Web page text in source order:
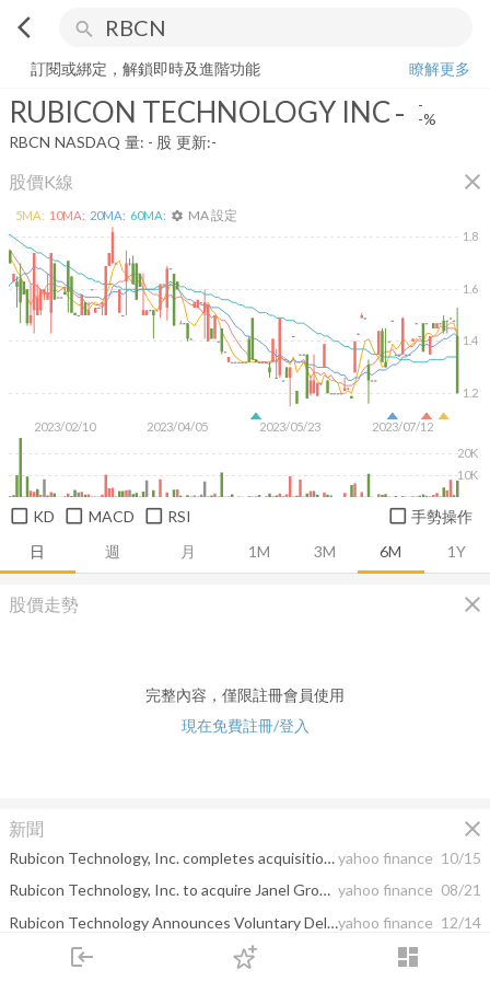
arrow_back_ios search
login dashboard
下單
RUBICON TECHNOLOGY INC
訂閱或綁定，解鎖即時及進階功能
瞭解更多
RUBICON TECHNOLOGY INC- -
-%
RBCN NASDAQ 量: - 股 更新:-
股價K線 close
日 週 月 1M 3M 6M 1Y
2023/02/10 2023/04/05 2023/05/23 2023/07/12
1.2
1.4
1.6
1.8
10K
20K
5MA: 10MA: 20MA: 60MA: settings MA 設定
KD MACD RSI 手勢操作
股價走勢 close
完整內容，僅限註冊會員使用
現在免費註冊/登入
新聞 close
Rubicon Technology, Inc. completes acquisition of Janel Group LLCyahoo finance 10/15
Rubicon Technology, Inc. to acquire Janel Group LLC yahoo finance 08/21
Rubicon Technology Announces Voluntary Delisting from Nasdaqyahoo finance 12/14
Should You Hold Rubicon Technology (RBCN)?
yahoo finance